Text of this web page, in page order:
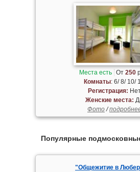
Места есть От250
Комнаты: 6/ 8/ 10/
Регистрация:
Женские места:
Фото/
Популярные
"Общежитие в